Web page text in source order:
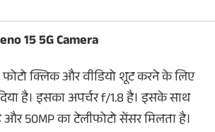
15 5G Camera
फोटो क्लिक और वीडियो शूट करने के लिए
है। इसका अपर्चर f/1.8 है। इसके साथ
और 50MP का टेलीफोटो सेंसर मिलता है।